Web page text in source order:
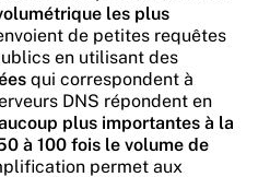
les plus
de petites requêtes
en utilisant des
qui correspondent à
DNS répondent en
plus importantes à la
à 100 fois le volume de
permet aux